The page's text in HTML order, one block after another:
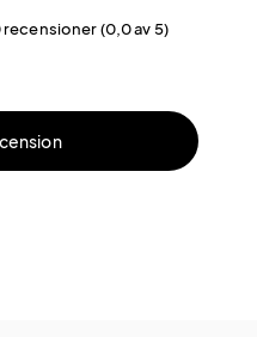
recensioner (0,0 av 5)